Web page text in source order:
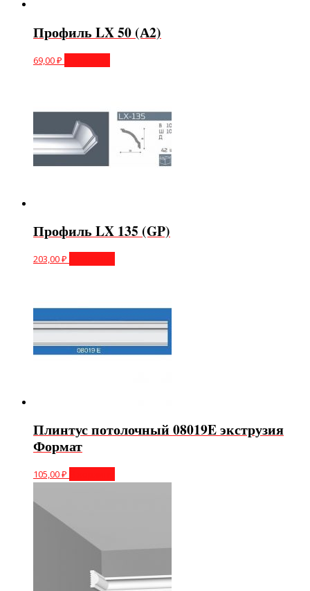
Профиль LX 50 (А2)
69,00₽
Профиль LX 135 (GP)
203,00₽
Плинтус потолочный 08019E экструзия
Формат
105,00₽